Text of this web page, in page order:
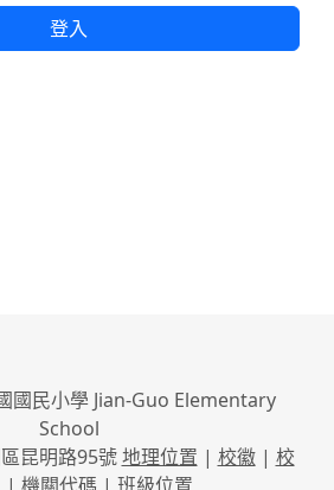
登入
國民小學 Jian-Guo Elementary
School
昆明路95號地理位置 | 校徽| 校